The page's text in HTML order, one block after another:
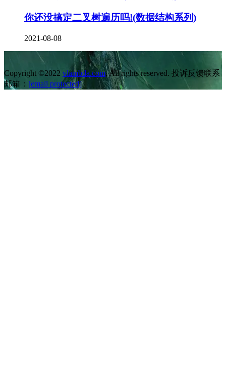
你还没搞定二叉树遍历吗!(数据结构系列)
2021-08-08
Copyright ©2022 vlambda.com. All rights reserved. 投诉反馈联系
邮箱： [email protected]